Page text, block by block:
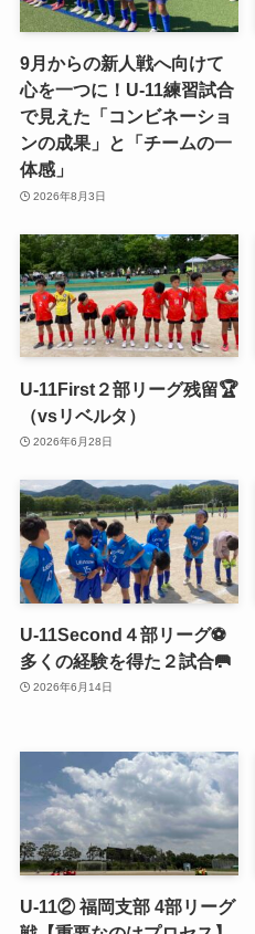
9月からの新人戦へ向けて
心を一つに！U-11練習試合
で見えた「コンビネーショ
ンの成果」と「チームの一
体感」
2026年8月3日
U-11First２部リーグ残留🏆
（vsリベルタ）
2026年6月28日
U-11Second４部リーグ⚽️
多くの経験を得た２試合🥅
2026年6月14日
U-11② 福岡支部 4部リーグ